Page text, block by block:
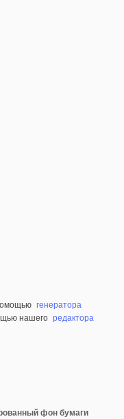
генератора
нашего редактора
фон бумаги